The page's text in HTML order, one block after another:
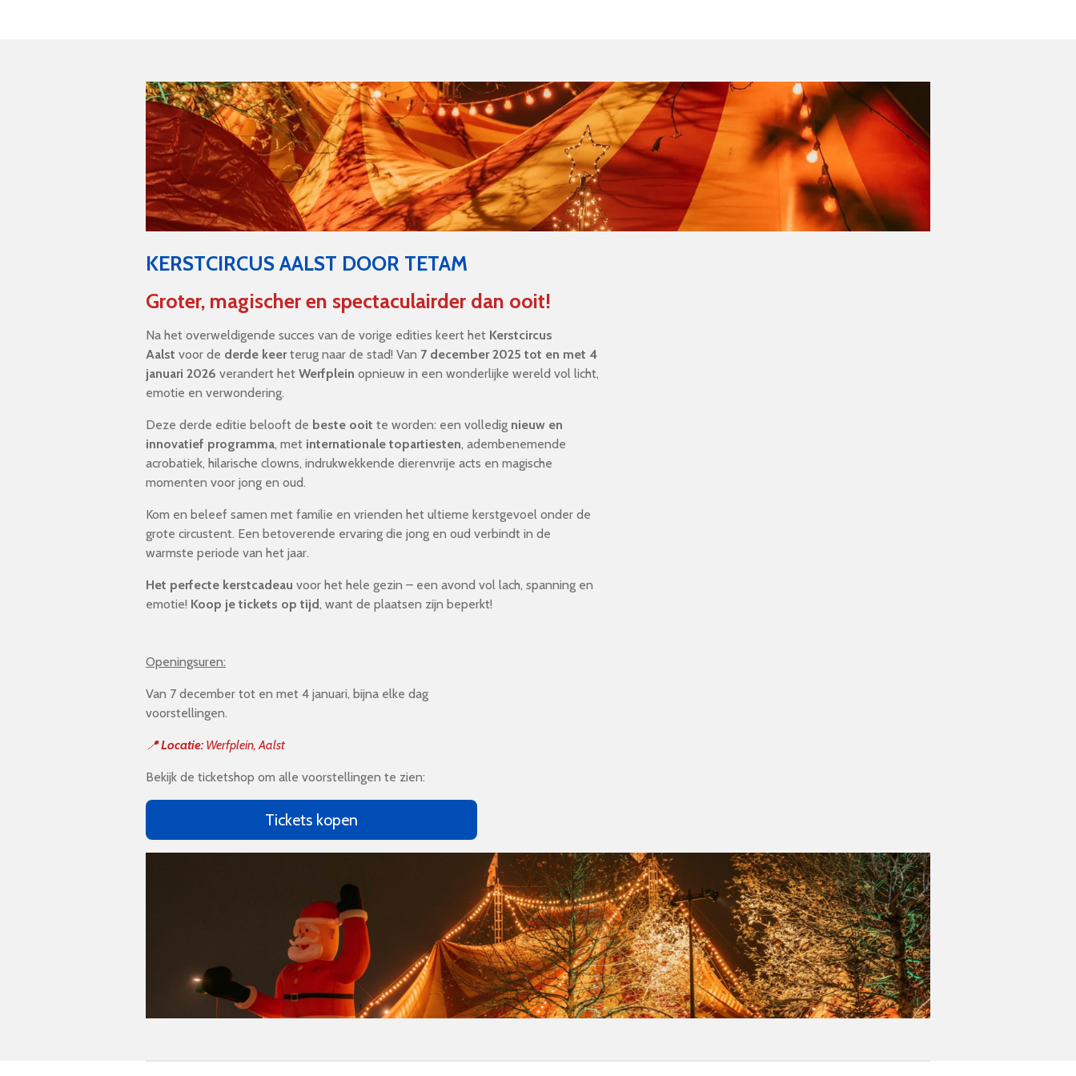
KERSTCIRCUS AALST DOOR TETAM
Groter, magischer en spectaculairder dan ooit!
Na het overweldigende succes van de vorige edities keert het Kerstcircus
Aalst voor de derde keer terug naar de stad! Van 7 december 2025 tot en met 4
januari 2026 verandert het Werfplein opnieuw in een wonderlijke wereld vol licht,
emotie en verwondering.
Deze derde editie belooft de beste ooit te worden: een volledig nieuw en
innovatief programma, met internationale topartiesten, adembenemende
acrobatiek, hilarische clowns, indrukwekkende dierenvrije acts en magische
momenten voor jong en oud.
Kom en beleef samen met familie en vrienden het ultieme kerstgevoel onder de
grote circustent. Een betoverende ervaring die jong en oud verbindt in de
warmste periode van het jaar.
Het perfecte kerstcadeau voor het hele gezin – een avond vol lach, spanning en
emotie! Koop je tickets op tijd, want de plaatsen zijn beperkt!
Openingsuren:
Van 7 december tot en met 4 januari, bijna elke dag
voorstellingen.
📍Locatie:Werfplein, Aalst
Bekijk de ticketshop om alle voorstellingen te zien:
Tickets kopen